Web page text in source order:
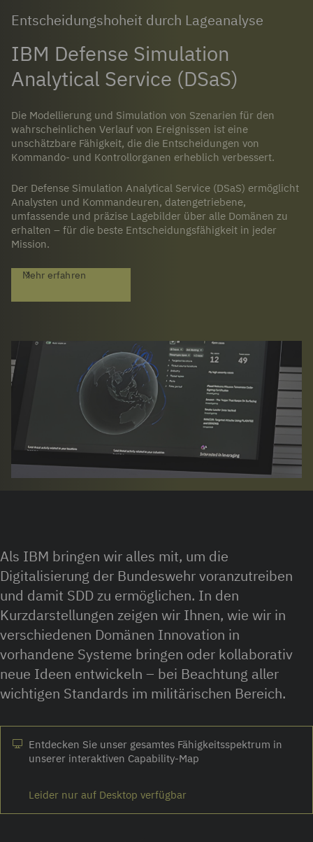
Entscheidungshoheit durch Lageanalyse
IBM Defense Simulation
Analytical Service (DSaS)
Die Modellierung und Simulation von Szenarien für den
wahrscheinlichen Verlauf von Ereignissen ist eine
unschätzbare Fähigkeit, die die Entscheidungen von
Kommando- und Kontrollorganen erheblich verbessert.
Der Defense Simulation Analytical Service (DSaS) ermöglicht
Analysten und Kommandeuren, datengetriebene,
umfassende und präzise Lagebilder über alle Domänen zu
erhalten – für die beste Entscheidungsfähigkeit in jeder
Mission.
Mehr erfahren
Als IBM bringen wir alles mit, um die
Digitalisierung der Bundeswehr voranzutreiben
und damit SDD zu ermöglichen. In den
Kurzdarstellungen zeigen wir Ihnen, wie wir in
verschiedenen Domänen Innovation in
vorhandene Systeme bringen oder kollaborativ
neue Ideen entwickeln – bei Beachtung aller
wichtigen Standards im militärischen Bereich.
Entdecken Sie unser gesamtes Fähigkeitsspektrum in
unserer interaktiven Capability-Map
Leider nur auf Desktop verfügbar